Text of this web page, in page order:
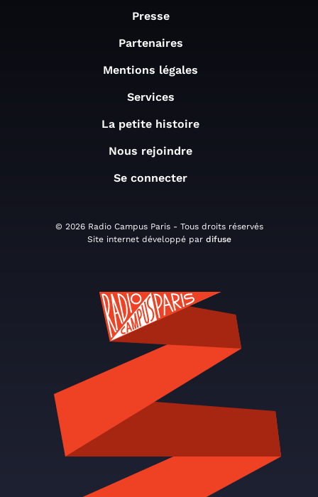
Presse
Partenaires
Mentions légales
Services
La petite histoire
Nous rejoindre
Se connecter
© 2026 Radio Campus Paris - Tous droits réservés
Site internet développé par difuse